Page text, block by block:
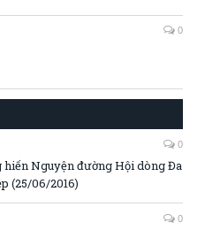
0
0
hiến Nguyện đường Hội dòng Đa
(25/06/2016)
0